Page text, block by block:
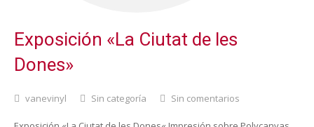
Exposición «La Ciutat de les
Dones»
vanevinyl Sin categoría Sin comentarios